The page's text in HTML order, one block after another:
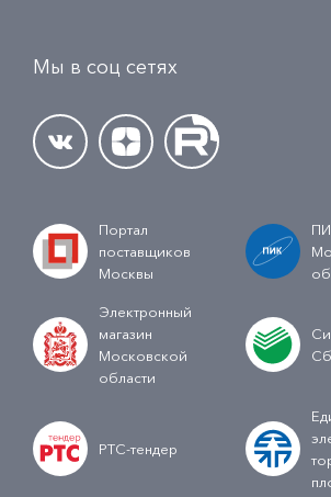
Мы в соц сетях
Портал
поставщиков
Москвы
Электронный
магазин
Московской
области
РТС-тендер